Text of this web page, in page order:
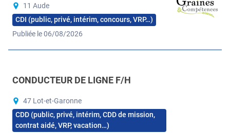
11 Aude
CDI (public, privé, intérim, concours, VRP…)
Publiée le 06/08/2026
CONDUCTEUR DE LIGNE F/H
47 Lot-et-Garonne
CDD (public, privé, intérim, CDD de mission,
contrat aidé, VRP, vacation…)